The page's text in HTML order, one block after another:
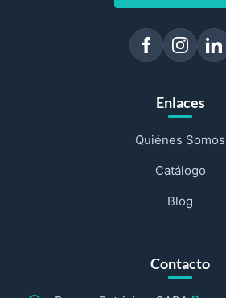
Enlaces
Quiénes Somos
Catálogo
Blog
Contacto